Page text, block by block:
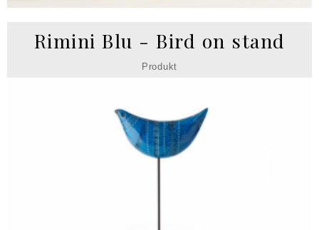
Rimini Blu - Bird on stand
Produkt